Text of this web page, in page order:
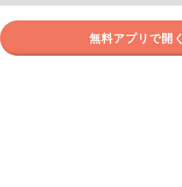
無料アプリで開く